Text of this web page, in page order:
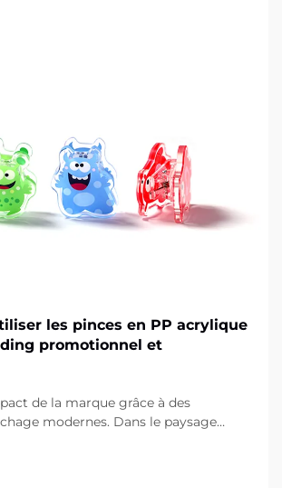
les pinces en PP acrylique
promotionnel et
de la marque grâce à des
modernes. Dans le paysage
moindres détails peuvent faire la plus
dans la présentation de la marque.